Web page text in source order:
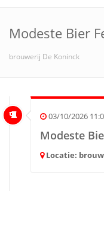
Modeste Bier
brouwerij De Koninck
03/10/2026
Modeste
Locatie: